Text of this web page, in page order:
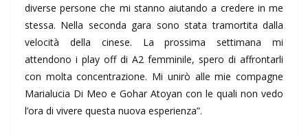
diverse persone che mi stanno aiutando a credere in me
stessa. Nella seconda gara sono stata tramortita dalla
velocità della cinese. La prossima settimana mi
attendono i play off di A2 femminile, spero di affrontarli
con molta concentrazione. Mi unirò alle mie compagne
Marialucia Di Meo e Gohar Atoyan con le quali non vedo
l’ora di vivere questa nuova esperienza”.